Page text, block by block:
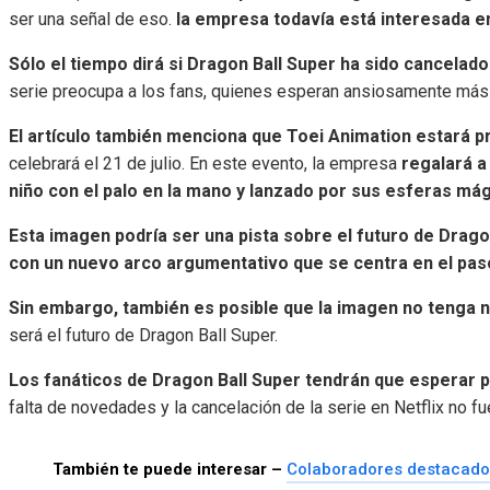
ser una señal de eso. la empresa todavía está interesada
Sólo el tiempo dirá si Dragon Ball Super ha sido
serie preocupa a los fans, quienes esperan ansiosamente
El artículo también menciona que Toei Animation estará
celebrará el 21 de julio. En este evento, la empresa regalará
niño con el palo en la mano y lanzado por sus esferas
Esta imagen podría ser una pista sobre el futuro de
con un nuevo arco argumentativo que se centra en el
Sin embargo, también es posible que la imagen no tenga
será el futuro de Dragon Ball Super.
Los fanáticos de Dragon Ball Super tendrán que esperar
falta de novedades y la cancelación de la serie en Netflix no
También te puede interesar – Colaboradores